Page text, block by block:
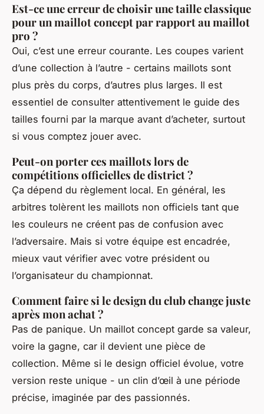
Est-ce une erreur de choisir une taille classique
pour un maillot concept par rapport au maillot
pro ?
Oui, c’est une erreur courante. Les coupes varient
d’une collection à l’autre - certains maillots sont
plus près du corps, d’autres plus larges. Il est
essentiel de consulter attentivement le guide des
tailles fourni par la marque avant d’acheter, surtout
si vous comptez jouer avec.
Peut-on porter ces maillots lors de
compétitions officielles de district ?
Ça dépend du règlement local. En général, les
arbitres tolèrent les maillots non officiels tant que
les couleurs ne créent pas de confusion avec
l’adversaire. Mais si votre équipe est encadrée,
mieux vaut vérifier avec votre président ou
l’organisateur du championnat.
Comment faire si le design du club change juste
après mon achat ?
Pas de panique. Un maillot concept garde sa valeur,
voire la gagne, car il devient une pièce de
collection. Même si le design officiel évolue, votre
version reste unique - un clin d’œil à une période
précise, imaginée par des passionnés.